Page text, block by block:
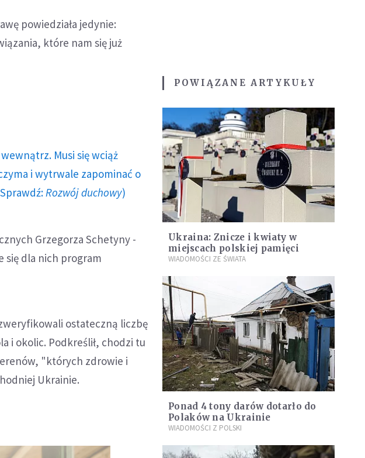
powiedziała jedynie:
które nam się już
Musi się wciąż
i wytrwale zapominać o
Rozwój duchowy)
Grzegorza Schetyny -
się dla nich program
ostateczną liczbę
i okolic. Podkreślił, chodzi tu
"których zdrowie i
Ukrainie.
POWIĄZANE ARTYKUŁY
Ukraina: Znicze i kwiaty w
miejscach polskiej pamięci
WIADOMOŚCI ZE ŚWIATA
Ponad 4 tony darów dotarło do
Polaków na Ukrainie
WIADOMOŚCI Z POLSKI